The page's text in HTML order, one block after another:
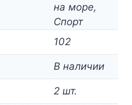
на море,
Спорт
102
В наличии
2 шт.